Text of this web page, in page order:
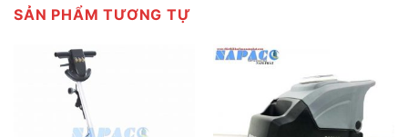
SẢN PHẨM TƯƠNG TỰ